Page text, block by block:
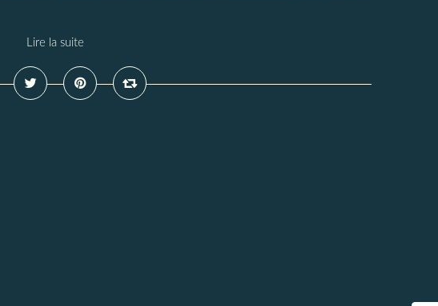
Lire la suite